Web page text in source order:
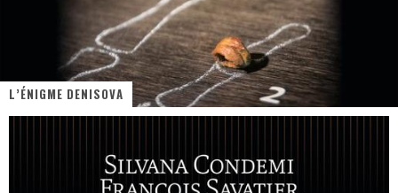
« MOFUSAND / Parler Japonais » – Des Expressions Pratiques !
« Dr Wertham / L’homme qui étudia les tueurs en série » - Un Métier à Risque !
Assassin's Creed Black Flag Resynced
« Damn Them All » - Un duo de Choc !
L’ÉNIGME DENISOVA